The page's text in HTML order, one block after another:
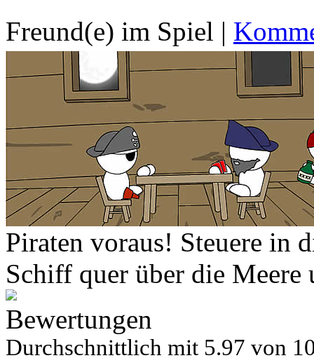
Freund(e) im Spiel |
Piraten voraus! Steuere in
Schiff quer über die Meere
Bewertungen
Durchschnittlich mit 5.97 von